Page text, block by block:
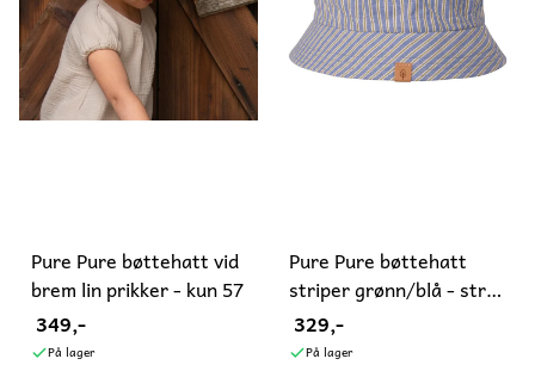
Pure Pure bøttehatt vid
brem lin prikker - kun 57
349,-
På lager
Pure Pure bøttehatt
striper grønn/blå - str.
...
329,-
På lager